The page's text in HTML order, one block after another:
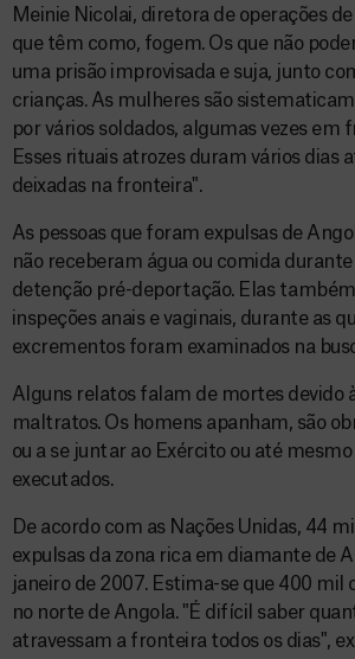
Meinie Nicolai, diretora de operações
que têm como, fogem. Os que não
uma prisão improvisada e suja, junto
crianças. As mulheres são
por vários soldados, algumas vezes em
Esses rituais atrozes duram vários dias
deixadas na fronteira".
As pessoas que foram expulsas de
não receberam água ou comida
detenção pré-deportação. Elas
inspeções anais e vaginais, durante as
excrementos foram examinados na
Alguns relatos falam de mortes devido
maltratos. Os homens apanham, são
ou a se juntar ao Exército ou até
executados.
De acordo com as Nações Unidas, 44
expulsas da zona rica em diamante de
janeiro de 2007. Estima-se que 400 mil
no norte de Angola. "É difícil saber
atravessam a fronteira todos os dias",